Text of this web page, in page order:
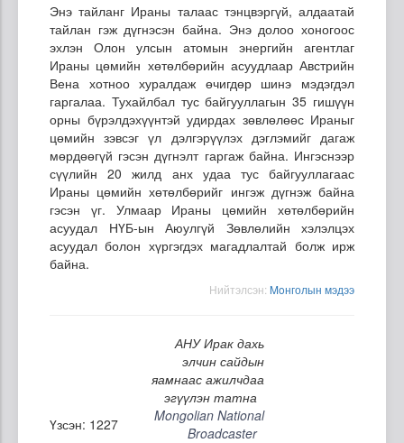
Энэ тайланг Ираны талаас тэнцвэргүй, алдаатай
тайлан гэж дүгнэсэн байна. Энэ долоо хоногоос
эхлэн Олон улсын атомын энергийн агентлаг
Ираны цөмийн хөтөлбөрийн асуудлаар Австрийн
Вена хотноо хуралдаж өчигдөр шинэ мэдэгдэл
гаргалаа. Тухайлбал тус байгууллагын 35 гишүүн
орны бүрэлдэхүүнтэй удирдах зөвлөлөөс Ираныг
цөмийн зэвсэг үл дэлгэрүүлэх дэглэмийг дагаж
мөрдөөгүй гэсэн дүгнэлт гаргаж байна. Ингэснээр
сүүлийн 20 жилд анх удаа тус байгууллагаас
Ираны цөмийн хөтөлбөрийг ингэж дүгнэж байна
гэсэн үг. Улмаар Ираны цөмийн хөтөлбөрийн
асуудал НҮБ-ын Аюулгүй Зөвлөлийн хэлэлцэх
асуудал болон хүргэгдэх магадлалтай болж ирж
байна.
Нийтэлсэн: Moнголын мэдээ
АНУ Ирак дахь
элчин сайдын
яамнаас ажилчдаа
эгүүлэн татна
Үзсэн: 1227
Mongolian National
Broadcaster